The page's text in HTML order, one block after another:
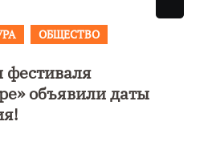
пройдет
«Зимние